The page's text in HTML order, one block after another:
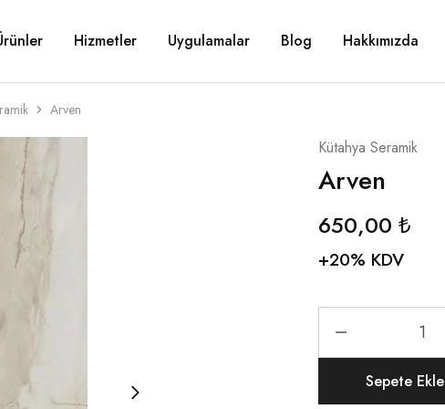
Hizmetler Uygulamalar Blog Hakkımızda
Arven
Kütahya Seramik
Arven
650,00 ₺
+20% KDV
Sepete Ekle